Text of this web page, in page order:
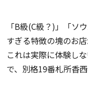
「B級(C級？)」「ソ
すぎる特徴の塊のお
これは実際に体験し
で、別格19番札所香